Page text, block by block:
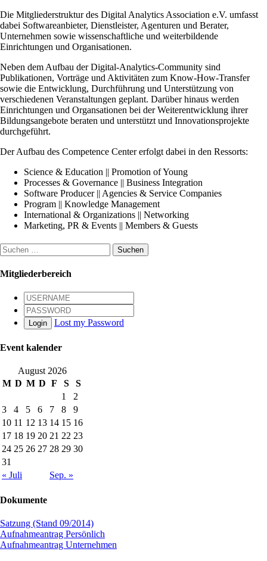
Die Mitgliederstruktur des Digital Analytics Association e.V. umfasst
dabei Softwareanbieter, Dienstleister, Agenturen und Berater,
Unternehmen sowie wissenschaftliche und weiterbildende
Einrichtungen und Organisationen.
Neben dem Aufbau der Digital-Analytics-Community sind
Publikationen, Vorträge und Aktivitäten zum Know-How-Transfer
sowie die Entwicklung, Durchführung und Unterstützung von
verschiedenen Veranstaltungen geplant. Darüber hinaus werden
Einrichtungen und Organsationen bei der Weiterentwicklung ihrer
Bildungsangebote beraten und unterstützt und Innovationsprojekte
durchgeführt.
Der Aufbau des Competence Center erfolgt dabei in den Ressorts:
Science & Education || Promotion of Young
Processes & Governance || Business Integration
Software Producer || Agencies & Service Companies
Program || Knowledge Management
International & Organizations || Networking
Marketing, PR & Events || Members & Guests
Suchen
nach:
Mitgliederbereich
Login Lost my Password
Event kalender
August 2026
M D M D F S
S
1
2
3
4 5 6 7 8
9
10 11 12 13 14 15 16
17 18 19 20 21 22 23
24 25 26 27 28 29 30
31
« Juli
Sep. »
Dokumente
Satzung (Stand 09/2014)
Aufnahmeantrag Persönlich
Aufnahmeantrag Unternehmen